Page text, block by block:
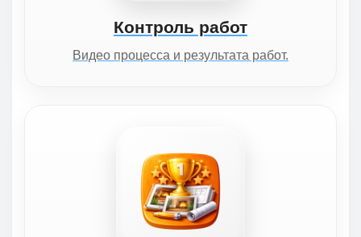
Контроль работ
Видео процесса и результата работ.